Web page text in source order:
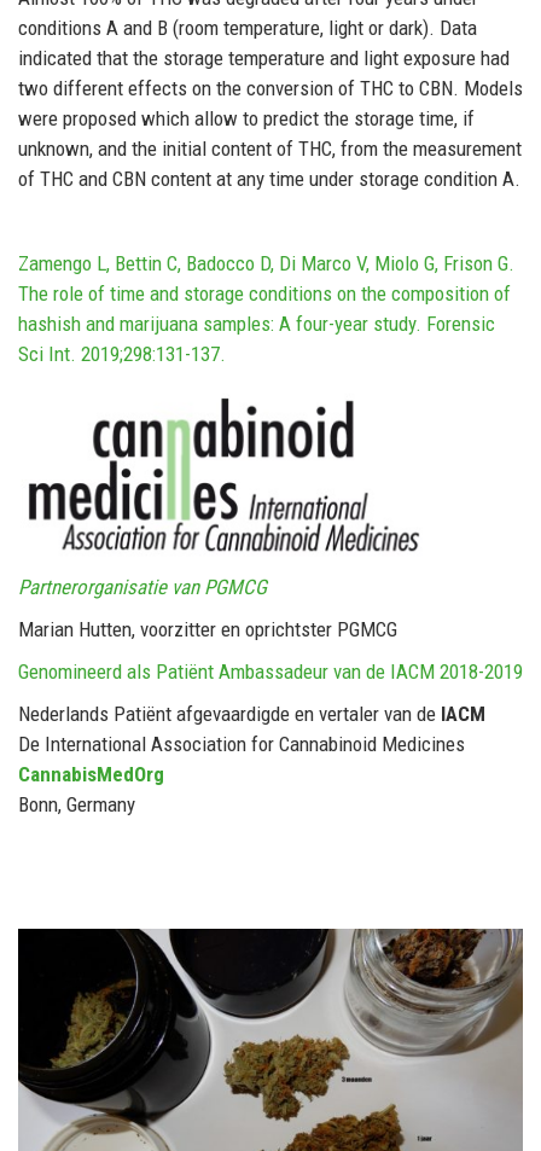
conditions A and B (room temperature, light or dark). Data
indicated that the storage temperature and light exposure had
two different effects on the conversion of THC to CBN. Models
were proposed which allow to predict the storage time, if
unknown, and the initial content of THC, from the measurement
of THC and CBN content at any time under storage condition A.
Zamengo L, Bettin C, Badocco D, Di Marco V, Miolo G, Frison G.
The role of time and storage conditions on the composition of
hashish and marijuana samples: A four-year study. Forensic
Sci Int. 2019;298:131-137.
Partnerorganisatie van PGMCG
Marian Hutten, voorzitter en oprichtster PGMCG
Genomineerd als Patiënt Ambassadeur van de IACM 2018-2019
Nederlands Patiënt afgevaardigde en vertaler van de IACM
De International Association for Cannabinoid Medicines
CannabisMedOrg
Bonn, Germany